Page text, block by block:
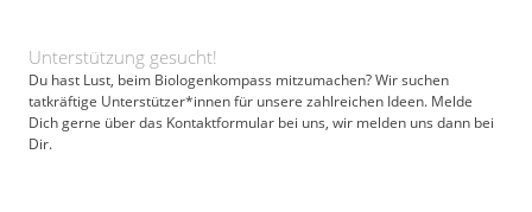
Unterstützung gesucht!
Du hast Lust, beim Biologenkompass mitzumachen? Wir suchen
tatkräftige Unterstützer*innen für unsere zahlreichen Ideen. Melde
Dich gerne über das Kontaktformular bei uns, wir melden uns dann bei
Dir.